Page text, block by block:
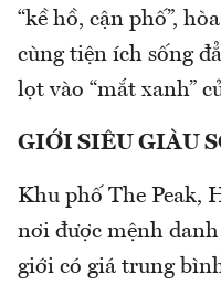
“kề hồ, cận phố”,
cùng tiện ích sống
lọt vào “mắt xanh”
GIỚI SIÊU GIÀU
Khu phố The Peak,
nơi được mệnh
giới có giá trung